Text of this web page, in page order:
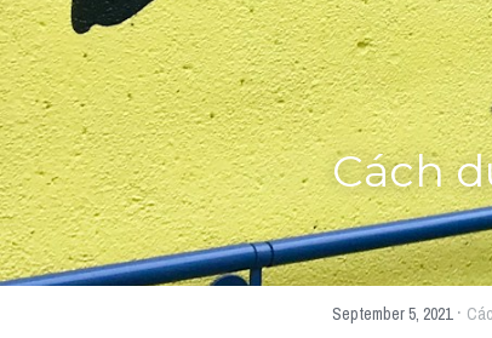
Cách
September 5, 2021·